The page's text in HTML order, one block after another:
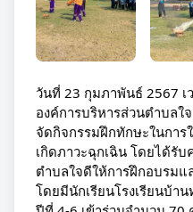
วันที่ 23 กุมภาพันธ์ 2567 เ
องค์การบริหารส่วนตำบลใ
จัดกิจกรรมฝึกทักษะในกา
เกิดภาวะฉุกเฉิน โดยได้รั
ตำบลใจดีให้การฝึกอบรมแ
โดยมีนักเรียนโรงเรียนบ้า